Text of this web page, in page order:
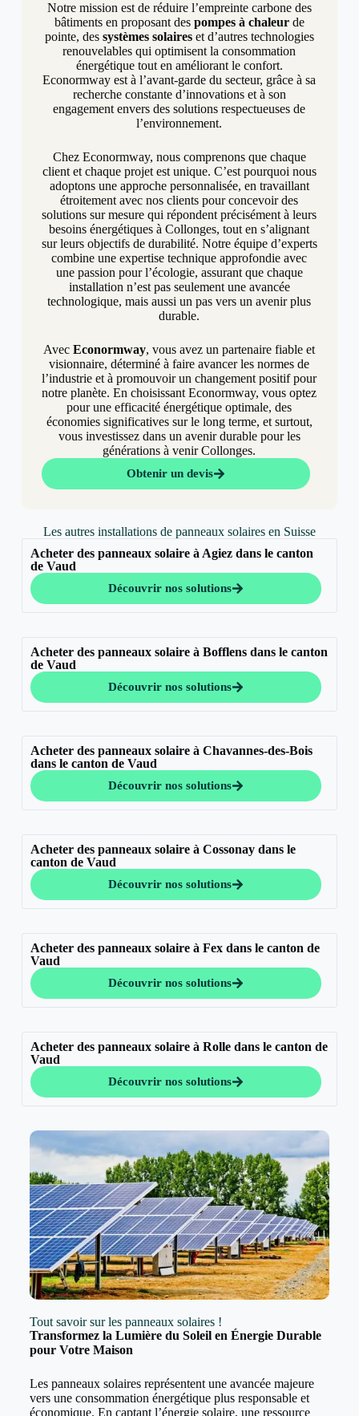
Notre mission est de réduire l’empreinte carbone des
bâtiments en proposant des pompes à chaleurde
pointe, des systèmes solaireset d’autres technologies
renouvelables qui optimisent la consommation
énergétique tout en améliorant le confort.
Econormway est à l’avant-garde du secteur, grâce à sa
recherche constante d’innovations et à son
engagement envers des solutions respectueuses de
l’environnement.
Chez Econormway, nous comprenons que chaque
client et chaque projet est unique. C’est pourquoi nous
adoptons une approche personnalisée, en travaillant
étroitement avec nos clients pour concevoir des
solutions sur mesure qui répondent précisément à leurs
besoins énergétiques à Collonges, tout en s’alignant
sur leurs objectifs de durabilité. Notre équipe d’experts
combine une expertise technique approfondie avec
une passion pour l’écologie, assurant que chaque
installation n’est pas seulement une avancée
technologique, mais aussi un pas vers un avenir plus
durable.
AvecEconormway, vous avez un partenaire fiable et
visionnaire, déterminé à faire avancer les normes de
l’industrie et à promouvoir un changement positif pour
notre planète. En choisissant Econormway, vous optez
pour une efficacité énergétique optimale, des
économies significatives sur le long terme, et surtout,
vous investissez dans un avenir durable pour les
générations à venir Collonges.
Obtenir un devis
Les autres installations de panneaux solaires en Suisse
Acheter des panneaux solaire à Agiez dans le canton
de Vaud
Découvrir nos solutions
Acheter des panneaux solaire à Bofflens dans le canton
de Vaud
Découvrir nos solutions
Acheter des panneaux solaire à Chavannes-des-Bois
dans le canton de Vaud
Découvrir nos solutions
Acheter des panneaux solaire à Cossonay dans le
canton de Vaud
Découvrir nos solutions
Acheter des panneaux solaire à Fex dans le canton de
Vaud
Découvrir nos solutions
Acheter des panneaux solaire à Rolle dans le canton de
Vaud
Découvrir nos solutions
Tout savoir sur les panneaux solaires !
Transformez la Lumière du Soleil en Énergie Durable
pour Votre Maison
Les panneaux solaires représentent une avancée majeure
vers une consommation énergétique plus responsable et
économique. En captant l’énergie solaire, une ressource